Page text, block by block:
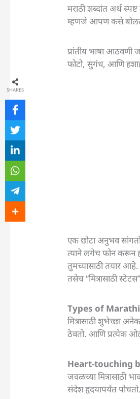
मराठी शब्दांत अर्थ
म्हणजे आपण कसे
प्रांतीय भाषा आठवणी
फोटो, सुगंध, आणि
एक छोटा अनुभव
त्याने लगेच फोन करून
तुमच्यासाठी तयार
तसेच “मित्रासाठी
Types of
मित्रासाठी शुभेच्छा
ठेवतो. आणि प्रत्येक
Heart-touching
जवळच्या मित्रासाठी
संदेश हृदयापर्यंत पोचतो.
SHARES